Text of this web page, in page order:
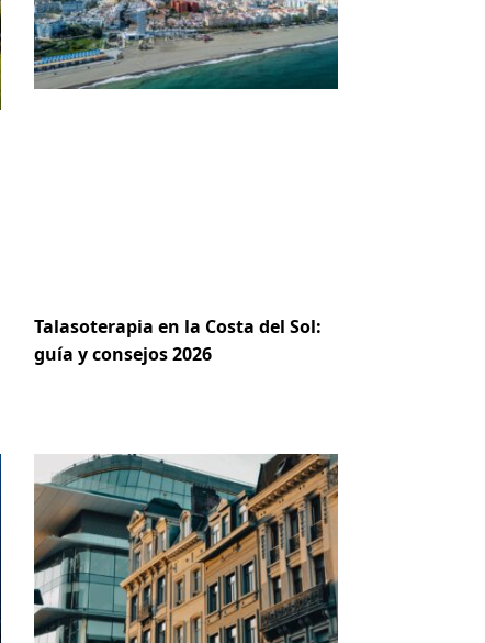
Talasoterapia en la Costa del Sol:
guía y consejos 2026